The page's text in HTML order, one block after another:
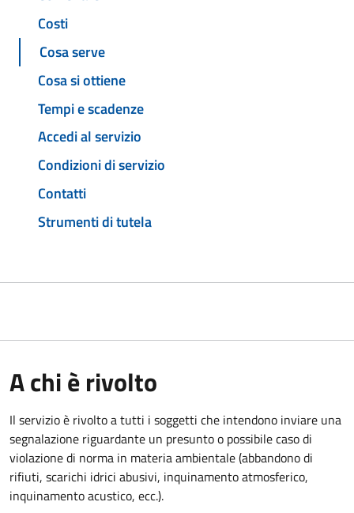
Costi
Cosa serve
Cosa si ottiene
Tempi e scadenze
Accedi al servizio
Condizioni di servizio
Contatti
Strumenti di tutela
A chi è rivolto
Il servizio è rivolto a tutti i soggetti che intendono inviare una
segnalazione riguardante un presunto o possibile caso di
violazione di norma in materia ambientale (abbandono di
rifiuti, scarichi idrici abusivi, inquinamento atmosferico,
inquinamento acustico, ecc.).